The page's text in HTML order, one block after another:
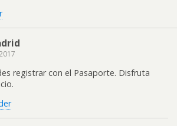
registrar con el Pasaporte. Disfruta